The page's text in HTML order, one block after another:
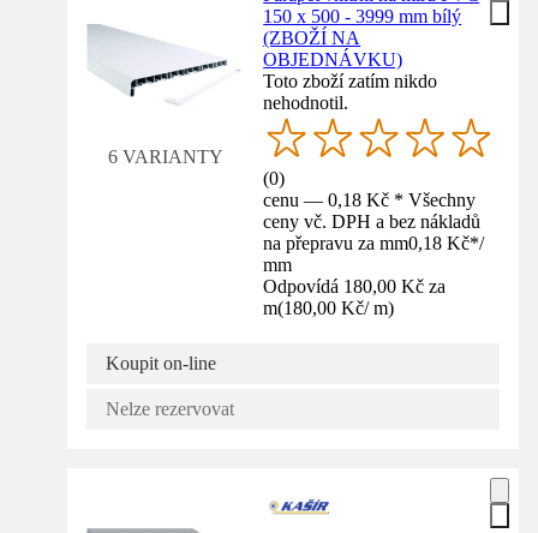
6 VARIANTY
150 x 500 - 3999 mm bílý
(ZBOŽÍ NA
OBJEDNÁVKU)
Toto zboží zatím nikdo
nehodnotil.
(0)
cenu — 0,18 Kč * Všechny
ceny vč. DPH a bez nákladů
na přepravu za mm0,18 Kč*/
mm
Odpovídá 180,00 Kč za
m(180,00 Kč/ m)
Koupit on-line
Nelze rezervovat